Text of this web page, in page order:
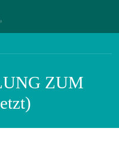
ZUM